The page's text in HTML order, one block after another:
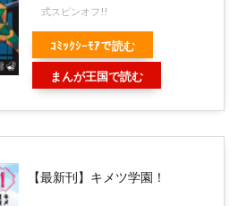
式スピンオフ!!
ｺﾐｯｸｼｰﾓｱで読む
まんが王国で読む
【最新刊】キメツ学園！